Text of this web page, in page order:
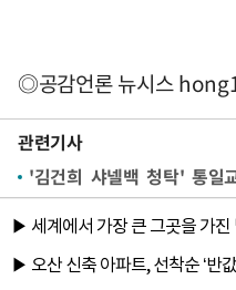
◎공감언론 뉴시스
관련기사
'김건희 샤넬백 청탁' 통일